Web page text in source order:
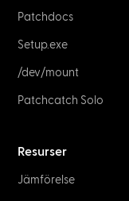
Patchdocs
Setup.exe
/dev/mount
Patchcatch Solo
Resurser
Jämförelse